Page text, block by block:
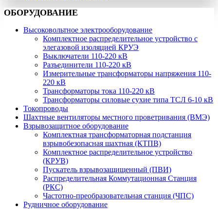
ОБОРУДОВАНИЕ
Высоковольтное электрооборудование
Комплектное распределительное устройство с
элегазовой изоляцией КРУЭ
Выключатели 110-220 кВ
Разъединители 110-220 кВ
Измерительные трансформаторы напряжения 110-
220 кВ
Трансформаторы тока 110-220 кВ
Трансформаторы силовые сухие типа ТСЛ 6-10 кВ
Токопроводы
Шахтные вентиляторы местного проветривания (ВМЭ)
Взрывозащитное оборудование
Комплектная трансформаторная подстанция
взрывобезопасная шахтная (КТПВ)
Комплектное распределительное устройство
(КРУВ)
Пускатель взрывозащищенный (ПВИ)
Распределительная Коммутационная Станция
(РКС)
Частотно-преобразовательная станция (ЧПС)
Рудничное оборудование